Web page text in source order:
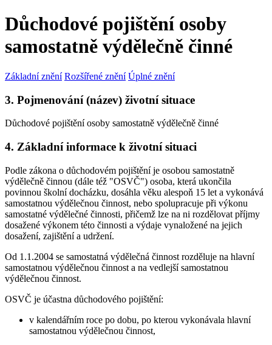
Důchodové pojištění osoby
samostatně výdělečně činné
Základní znění Rozšířené znění Úplné znění
3. Pojmenování (název) životní situace
Důchodové pojištění osoby samostatně výdělečně činné
4. Základní informace k životní situaci
Podle zákona o důchodovém pojištění je osobou samostatně
výdělečně činnou (dále též "OSVČ") osoba, která ukončila
povinnou školní docházku, dosáhla věku alespoň 15 let a vykonává
samostatnou výdělečnou činnost, nebo spolupracuje při výkonu
samostatné výdělečné činnosti, přičemž lze na ni rozdělovat příjmy
dosažené výkonem této činnosti a výdaje vynaložené na jejich
dosažení, zajištění a udržení.
Od 1.1.2004 se samostatná výdělečná činnost rozděluje na hlavní
samostatnou výdělečnou činnost a na vedlejší samostatnou
výdělečnou činnost.
OSVČ je účastna důchodového pojištění:
v kalendářním roce po dobu, po kterou vykonávala hlavní
samostatnou výdělečnou činnost,